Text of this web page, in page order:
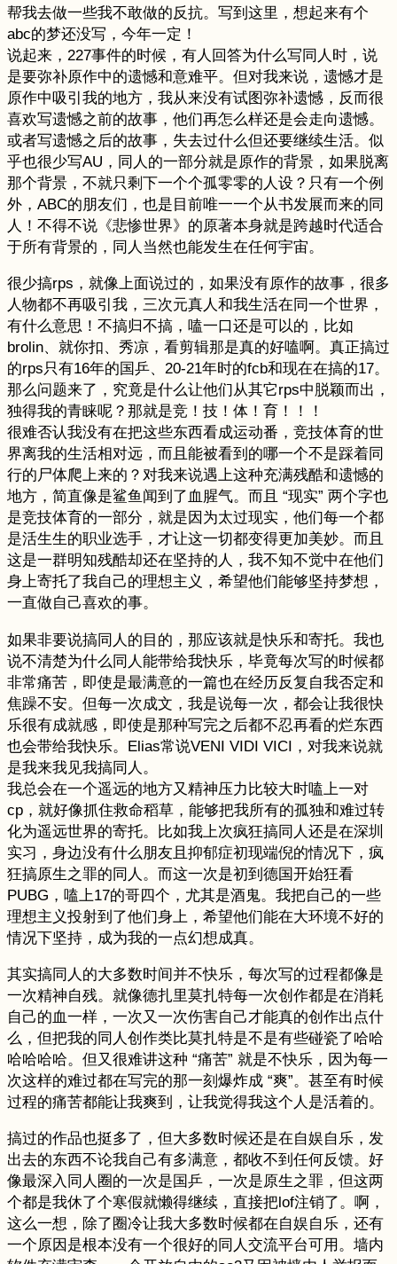
帮我去做一些我不敢做的反抗。写到这里，想起来有个
abc的梦还没写，今年一定！
说起来，227事件的时候，有人回答为什么写同人时，说
是要弥补原作中的遗憾和意难平。但对我来说，遗憾才是
原作中吸引我的地方，我从来没有试图弥补遗憾，反而很
喜欢写遗憾之前的故事，他们再怎么样还是会走向遗憾。
或者写遗憾之后的故事，失去过什么但还要继续生活。似
乎也很少写AU，同人的一部分就是原作的背景，如果脱离
那个背景，不就只剩下一个个孤零零的人设？只有一个例
外，ABC的朋友们，也是目前唯一一个从书发展而来的同
人！不得不说《悲惨世界》的原著本身就是跨越时代适合
于所有背景的，同人当然也能发生在任何宇宙。
很少搞rps，就像上面说过的，如果没有原作的故事，很多
人物都不再吸引我，三次元真人和我生活在同一个世界，
有什么意思！不搞归不搞，嗑一口还是可以的，比如
brolin、就你扣、秀凉，看剪辑那是真的好嗑啊。真正搞过
的rps只有16年的国乒、20-21年时的fcb和现在在搞的17。
那么问题来了，究竟是什么让他们从其它rps中脱颖而出，
独得我的青睐呢？那就是竞！技！体！育！！！
很难否认我没有在把这些东西看成运动番，竞技体育的世
界离我的生活相对远，而且能被看到的哪一个不是踩着同
行的尸体爬上来的？对我来说遇上这种充满残酷和遗憾的
地方，简直像是鲨鱼闻到了血腥气。而且 “现实” 两个字也
是竞技体育的一部分，就是因为太过现实，他们每一个都
是活生生的职业选手，才让这一切都变得更加美妙。而且
这是一群明知残酷却还在坚持的人，我不知不觉中在他们
身上寄托了我自己的理想主义，希望他们能够坚持梦想，
一直做自己喜欢的事。
如果非要说搞同人的目的，那应该就是快乐和寄托。我也
说不清楚为什么同人能带给我快乐，毕竟每次写的时候都
非常痛苦，即使是最满意的一篇也在经历反复自我否定和
焦躁不安。但每一次成文，我是说每一次，都会让我很快
乐很有成就感，即使是那种写完之后都不忍再看的烂东西
也会带给我快乐。Elias常说VENI VIDI VICI，对我来说就
是我来我见我搞同人。
我总会在一个遥远的地方又精神压力比较大时嗑上一对
cp，就好像抓住救命稻草，能够把我所有的孤独和难过转
化为遥远世界的寄托。比如我上次疯狂搞同人还是在深圳
实习，身边没有什么朋友且抑郁症初现端倪的情况下，疯
狂搞原生之罪的同人。而这一次是初到德国开始狂看
PUBG，嗑上17的哥四个，尤其是酒鬼。我把自己的一些
理想主义投射到了他们身上，希望他们能在大环境不好的
情况下坚持，成为我的一点幻想成真。
其实搞同人的大多数时间并不快乐，每次写的过程都像是
一次精神自残。就像德扎里莫扎特每一次创作都是在消耗
自己的血一样，一次又一次伤害自己才能真的创作出点什
么，但把我的同人创作类比莫扎特是不是有些碰瓷了哈哈
哈哈哈哈。但又很难讲这种 “痛苦” 就是不快乐，因为每一
次这样的难过都在写完的那一刻爆炸成 “爽”。甚至有时候
过程的痛苦都能让我爽到，让我觉得我这个人是活着的。
搞过的作品也挺多了，但大多数时候还是在自娱自乐，发
出去的东西不论我自己有多满意，都收不到任何反馈。好
像最深入同人圈的一次是国乒，一次是原生之罪，但这两
个都是我休了个寒假就懒得继续，直接把lof注销了。啊，
这么一想，除了圈冷让我大多数时候都在自娱自乐，还有
一个原因是根本没有一个很好的同人交流平台可用。墙内